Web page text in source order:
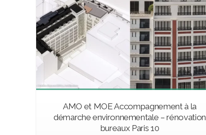
AMO et MOE Accompagnement à la
démarche environnementale – rénovation
bureaux Paris 10